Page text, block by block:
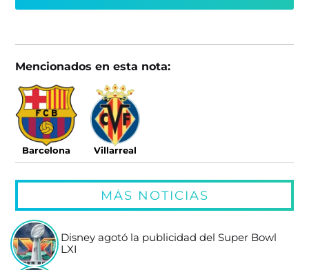
Mencionados en esta nota:
Barcelona Villarreal
MÁS NOTICIAS
Disney agotó la publicidad del Super Bowl
LXI